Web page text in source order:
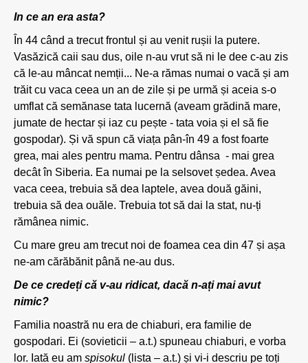
In ce an era asta?
În 44 când a trecut frontul și au venit rușii la putere.
Vasăzică caii sau dus, oile n-au vrut să ni le dee c-au zis
că le-au mâncat nemții... Ne-a rămas numai o vacă și am
trăit cu vaca ceea un an de zile și pe urmă și aceia s-o
umflat că semănase tata lucernă (aveam grădină mare,
jumate de hectar și iaz cu pește - tata voia și el să fie
gospodar). Și vă spun că viața pân-în 49 a fost foarte
grea, mai ales pentru mama. Pentru dânsa - mai grea
decât în Siberia. Ea numai pe la selsovet ședea. Avea
vaca ceea, trebuia să dea laptele, avea două găini,
trebuia să dea ouăle. Trebuia tot să dai la stat, nu-ți
rămânea nimic.
Cu mare greu am trecut noi de foamea cea din 47 și așa
ne-am cărăbănit până ne-au dus.
De ce credeți că v-au ridicat, dacă n-ați mai avut
nimic?
Familia noastră nu era de chiaburi, era familie de
gospodari. Ei (sovieticii – a.t.) spuneau chiaburi, e vorba
lor. Iată eu am spisokul (lista – a.t.) și vi-i descriu pe toți